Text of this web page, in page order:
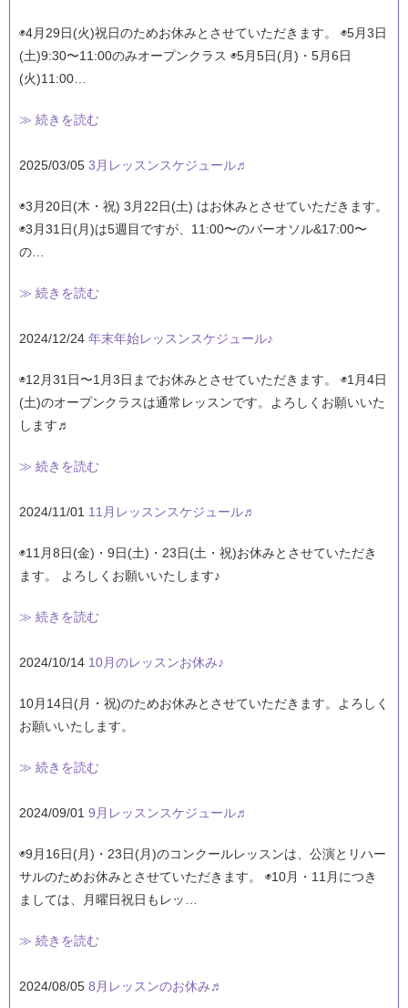
◉4月29日(火)祝日のためお休みとさせていただきます。 ◉5月3日
(土)9:30〜11:00のみオープンクラス ◉5月5日(月)・5月6日
(火)11:00…
≫ 続きを読む
2025/03/05 3月レッスンスケジュール♬
◉3月20日(木・祝) 3月22日(土) はお休みとさせていただきます。
◉3月31日(月)は5週目ですが、11:00〜のバーオソル&17:00〜
の…
≫ 続きを読む
2024/12/24 年末年始レッスンスケジュール♪
◉12月31日〜1月3日までお休みとさせていただきます。 ◉1月4日
(土)のオープンクラスは通常レッスンです。よろしくお願いいた
します♬
≫ 続きを読む
2024/11/01 11月レッスンスケジュール♬
◉11月8日(金)・9日(土)・23日(土・祝)お休みとさせていただき
ます。 よろしくお願いいたします♪
≫ 続きを読む
2024/10/14 10月のレッスンお休み♪
10月14日(月・祝)のためお休みとさせていただきます。よろしく
お願いいたします。
≫ 続きを読む
2024/09/01 9月レッスンスケジュール♬
◉9月16日(月)・23日(月)のコンクールレッスンは、公演とリハー
サルのためお休みとさせていただきます。 ◉10月・11月につき
ましては、月曜日祝日もレッ…
≫ 続きを読む
2024/08/05 8月レッスンのお休み♬